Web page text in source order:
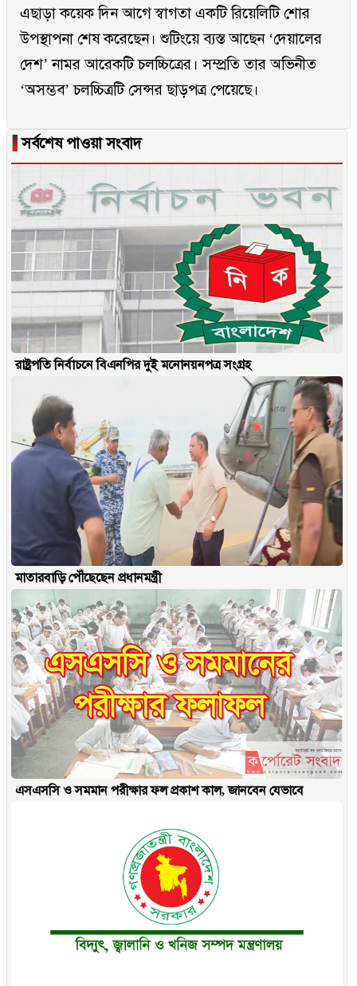
এছাড়া কয়েক দিন আগে স্বাগতা একটি রিয়েলিটি শোর
উপস্থাপনা শেষ করেছেন। শুটিংয়ে ব্যস্ত আছেন ‘দেয়ালের
দেশ’ নামর আরেকটি চলচ্চিত্রের। সম্প্রতি তার অভিনীত
‘অসম্ভব’ চলচ্চিত্রটি সেন্সর ছাড়পত্র পেয়েছে।
▐সর্বশেষ পাওয়া সংবাদ
রাষ্ট্রপতি নির্বাচনে বিএনপির দুই মনোনয়নপত্র সংগ্রহ
মাতারবাড়ি পৌঁছেছেন প্রধানমন্ত্রী
এসএসসি ও সমমান পরীক্ষার ফল প্রকাশ কাল, জানবেন যেভাবে